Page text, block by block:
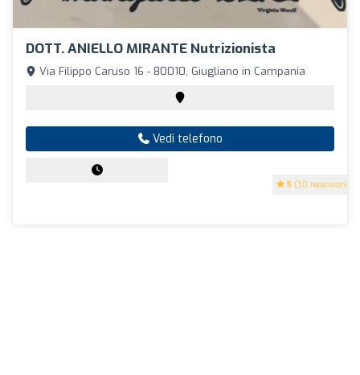
DOTT. ANIELLO MIRANTE Nutrizionista
5 (30 recensioni)
Via Filippo Caruso 16 - 80010, Giugliano in Campania
Vedi telefono